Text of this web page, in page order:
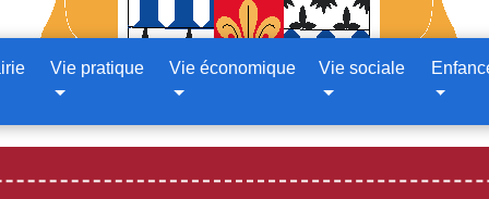
Vie pratique Vie économique Vie sociale